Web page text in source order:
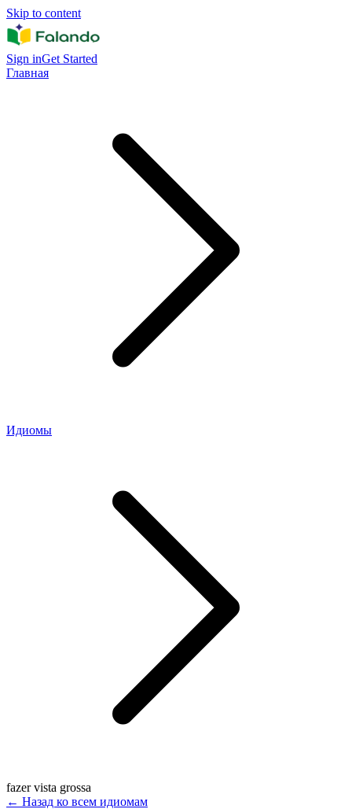
Skip to content
Sign inGet Started
Главная
Идиомы
fazer vista grossa
← Назад ко всем идиомам